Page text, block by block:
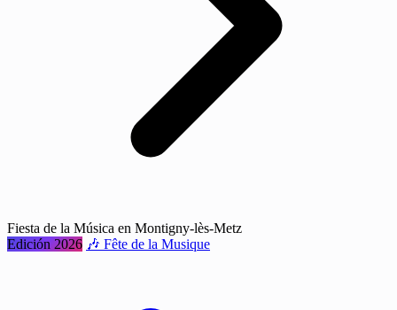
Fiesta de la Música en Montigny-lès-Metz
Edición 2026 🎶 Fête de la Musique